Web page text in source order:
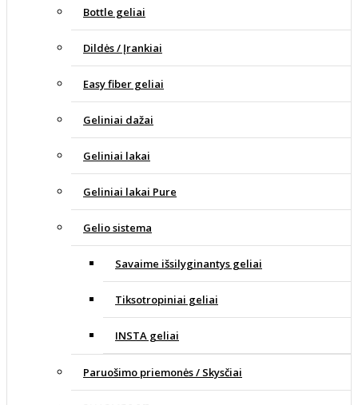
Bottle geliai
Dildės / Įrankiai
Easy fiber geliai
Geliniai dažai
Geliniai lakai
Geliniai lakai Pure
Gelio sistema
Savaime išsilyginantys geliai
Tiksotropiniai geliai
INSTA geliai
Paruošimo priemonės / Skysčiai